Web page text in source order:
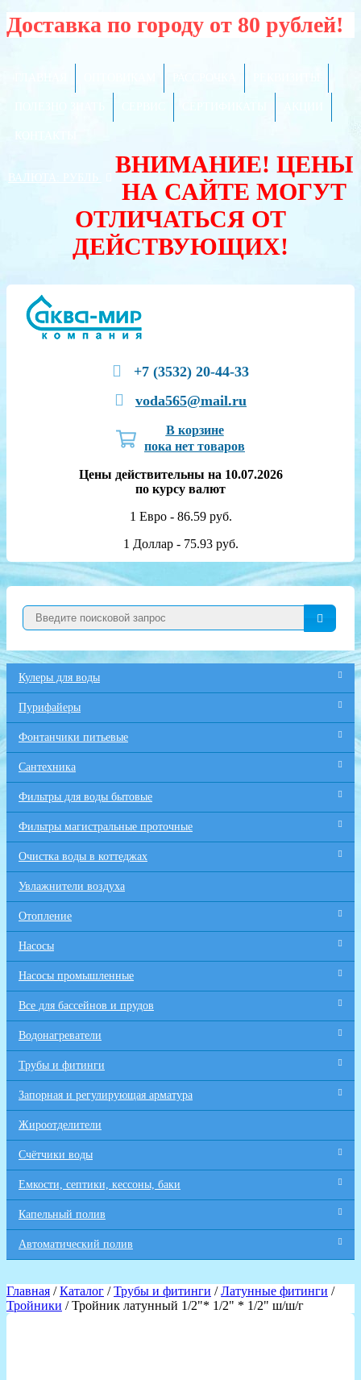
Доставка по городу от 80 рублей!
ВАЛЮТА:
ВНИМАНИЕ! ЦЕНЫ
НА САЙТЕ МОГУТ
ОТЛИЧАТЬСЯ ОТ
ДЕЙСТВУЮЩИХ!
+7 (3532) 20-44-33
voda565@mail.ru
В корзине
пока нет товаров
Цены действительны на 10.07.2026
по курсу валют
1 Евро - 86.59 руб.
1 Доллар - 75.93 руб.
Кулеры для воды
Пурифайеры
Фонтанчики питьевые
Сантехника
Фильтры для воды бытовые
Фильтры магистральные проточные
Очистка воды в коттеджах
Увлажнители воздуха
Отопление
Насосы
Насосы промышленные
Все для бaссейнов и прудов
Водонагреватели
Трубы и фитинги
Запорная и регулирующая арматура
Жироотделители
Счётчики воды
Емкости, септики, кессоны, баки
Капельный полив
Автоматический полив
Главная /Каталог /Трубы и фитинги /Латунные фитинги /
Тройники / Тройник латунный 1/2"* 1/2" * 1/2" ш/ш/г